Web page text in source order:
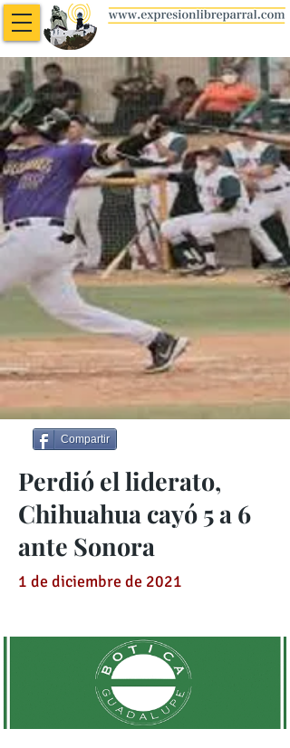
Compartir
Perdió el liderato,
Chihuahua cayó 5 a 6
ante Sonora
1 de diciembre de 2021